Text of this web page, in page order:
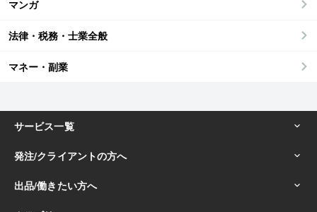
マンガ
法律・税務・士業全般
マネー・副業